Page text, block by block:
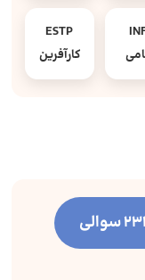
ESTP
کارآفرین